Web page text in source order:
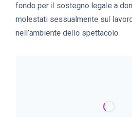
fondo per il sostegno legale a
molestati sessualmente sul
nell’ambiente dello spettacolo.